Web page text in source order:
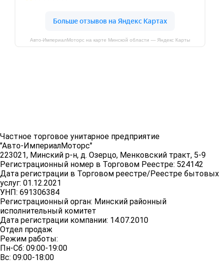
Авто-ИмпериалМоторс на карте Минской области — Яндекс Карты
Частное торговое унитарное предприятие
"Авто-ИмпериалМоторс"
223021, Минский р-н, д. Озерцо, Менковский тракт, 5-9
Регистрационный номер в Торговом Реестре: 524142
Дата регистрации в Торговом реестре/Реестре бытовых
услуг: 01.12.2021
УНП: 691306384
Регистрационный орган: Минский районный
исполнительный комитет
Дата регистрации компании: 14.07.2010
Отдел продаж
Режим работы:
Пн-Сб: 09:00-19:00
Вс: 09:00-18:00